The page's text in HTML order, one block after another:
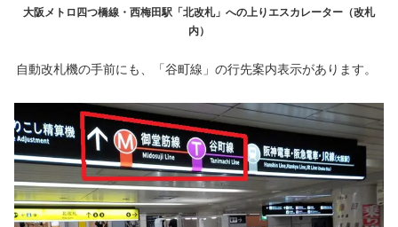
大阪メトロ四つ橋線・西梅田駅「北改札」への上りエスカレーター（改札
内）
自動改札機の手前にも、「谷町線」の行先案内表示があります。